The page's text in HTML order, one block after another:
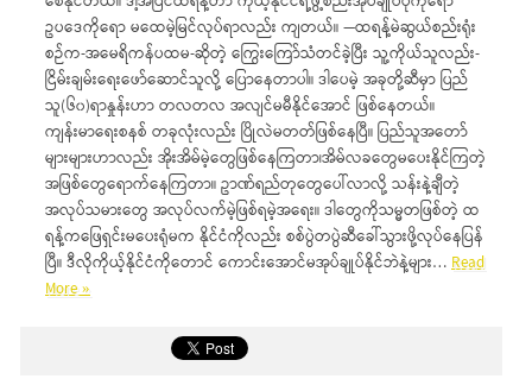
ဥပဒေကိုရော မထေမဲ့မြင်လုပ်ရာလည်း ကျတယ်။ —ထရန့်မဲဆွယ်စည်းရုံး
စဉ်က-အမေရိကန်ပထမ-ဆိုတဲ့ ကြွေးကြော်သံတင်ခဲ့ပြီး သူ့ကိုယ်သူလည်း-
ငြိမ်းချမ်းရေးဖော်ဆောင်သူလို့ ပြောနေတာပါ။ ဒါပေမဲ့ အခုတို့ဆီမှာ ပြည်
သူ(၆၀)ရာနှုန်းဟာ တလတလ အလျင်မမီနိုင်အောင် ဖြစ်နေတယ်။
ကျန်းမာရေးစနစ် တခုလုံးလည်း ပြိုလဲမတတ်ဖြစ်‌နေပြီ။ ပြည်သူအတော်
များများဟာလည်း အိုးအိမ်မဲ့တွေဖြစ်နေကြတာ၊အိမ်လခတွေမပေးနိုင်ကြတဲ့
အဖြစ်တွေရောက်နေကြတာ။ ဥာဏ်ရည်တုတွေပေါ်လာလို့ သန်းနဲ့ချီတဲ့
အလုပ်သမားတွေ အလုပ်လက်မဲ့ဖြစ်ရမဲ့အရေး။ ဒါတွေကိုသမ္မတဖြစ်တဲ့ ထ
ရန့်ကဖြေရှင်းမပေးရုံမက နိုင်ငံကိုလည်း စစ်ပွဲတပွဲဆီခေါ်သွားဖို့လုပ်နေပြန်
ပြီ။ ဒီလိုကိုယ့်နိုင်ငံကိုတောင် ကောင်းအောင်မအုပ်ချုပ်နိုင်ဘဲနဲ့များ…Read
More »